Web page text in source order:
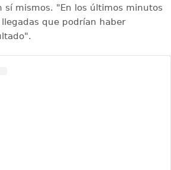
sí mismos. "En los últimos minutos
que podrían haber